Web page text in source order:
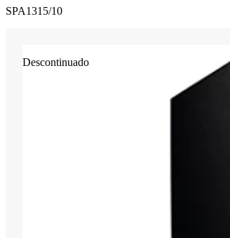
SPA1315/10
Descontinuado